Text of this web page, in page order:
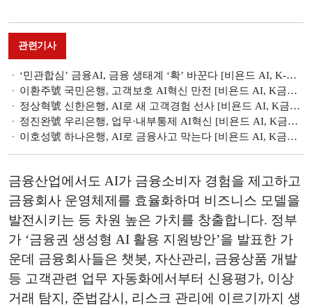
관련기사
‘민관합심’ 금융AI, 금융 생태계 ‘확’ 바꾼다 [비욘드 AI, K-금융의 미래]
이환주號 국민은행, 고객보호 AI혁신 만전 [비욘드 AI, K금융의 미래]
정상혁號 신한은행, AI로 새 고객경험 선사 [비욘드 AI, K금융의 미래]
정진완號 우리은행, 업무·내부통제 AI혁신 [비욘드 AI, K금융의 미래]
이호성號 하나은행, AI로 금융사고 막는다 [비욘드 AI, K금융의 미래]
금융산업에서도 AI가 금융소비자 경험을 제고하고
금융회사 운영체제를 효율화하며 비즈니스 모델을
발전시키는 등 차원 높은 가치를 창출합니다. 정부
가 ‘금융권 생성형 AI 활용 지원방안’을 발표한 가
운데 금융회사들은 챗봇, 자산관리, 금융상품 개발
등 고객관련 업무 자동화에서부터 신용평가, 이상
거래 탐지, 준법감시, 리스크 관리에 이르기까지 생